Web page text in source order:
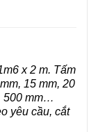
x 2 m. Tấm
15 mm, 20
500 mm…
yêu cầu, cắt